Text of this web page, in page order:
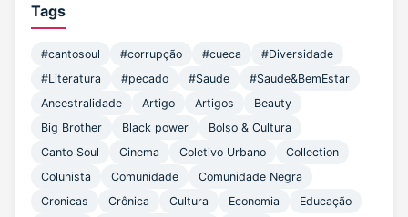
Tags
#cantosoul #corrupção #cueca
#Diversidade
#Literatura
#pecado #Saude
#Saude&BemEstar
Ancestralidade
Artigo Artigos
Beauty
Big Brother
Black power
Bolso & Cultura
Canto Soul
Cinema Coletivo Urbano
Collection
Colunista
Comunidade
Comunidade Negra
Cronicas
Crônica Cultura Economia
Educação